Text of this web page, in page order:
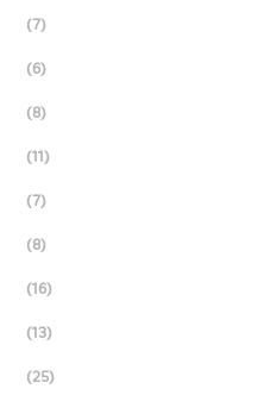
(7)
(6)
(8)
(11)
(7)
(8)
(16)
(13)
(25)